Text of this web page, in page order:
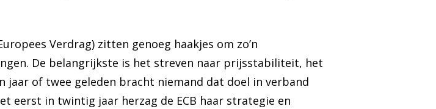
Verdrag) zitten genoeg haakjes om zo’n
De belangrijkste is het streven naar prijsstabiliteit, het
jaar of twee geleden bracht niemand dat doel in verband
eerst in twintig jaar herzag de ECB haar strategie en